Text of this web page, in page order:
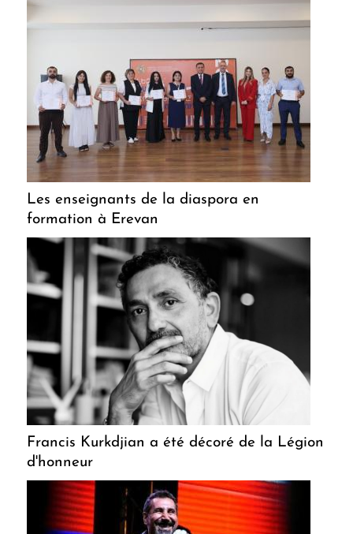
Les enseignants de la diaspora en
formation à Erevan
Francis Kurkdjian a été décoré de la Légion
d'honneur